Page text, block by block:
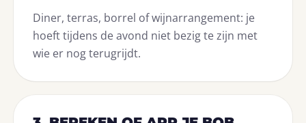
Diner, terras, borrel of wijnarrangement: je
hoeft tijdens de avond niet bezig te zijn met
wie er nog terugrijdt.